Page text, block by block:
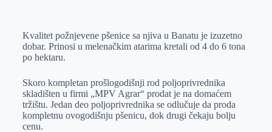
e
r
I
n
s
A
p
a
i
Kvalitet požnjevene pšenice sa njiva u Banatu je izuzetno
dobar. Prinosi u melenačkim atarima kretali od 4 do 6 tona
po hektaru.
Skoro kompletan prošlogodišnji rod poljoprivrednika
skladišten u firmi „MPV Agrar“ prodat je na domaćem
tržištu. Jedan deo poljoprivrednika se odlučuje da proda
kompletnu ovogodišnju pšenicu, dok drugi čekaju bolju
cenu.